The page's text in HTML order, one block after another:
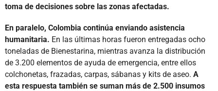
toma de decisiones sobre las zonas afectadas.
En paralelo, Colombia continúa enviando asistencia
humanitaria. En las últimas horas fueron entregadas ocho
toneladas de Bienestarina, mientras avanza la distribución
de 3.200 elementos de ayuda de emergencia, entre ellos
colchonetas, frazadas, carpas, sábanas y kits de aseo. A
esta respuesta también se suman más de 2.500 insumos